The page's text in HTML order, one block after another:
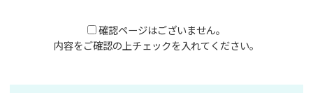
確認ページはございません。
内容をご確認の上チェックを入れてください。